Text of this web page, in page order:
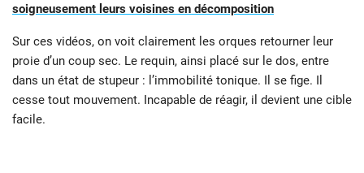
soigneusement leurs voisines en décomposition
Sur ces vidéos, on voit clairement les orques retourner leur
proie d’un coup sec. Le requin, ainsi placé sur le dos, entre
dans un état de stupeur : l’immobilité tonique. Il se fige. Il
cesse tout mouvement. Incapable de réagir, il devient une cible
facile.